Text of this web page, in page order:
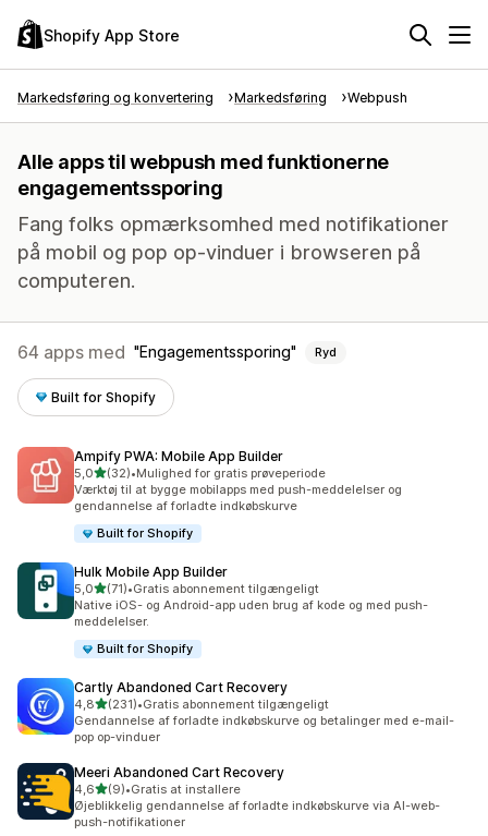
Shopify App Store
Markedsføring og konvertering Markedsføring Webpush
Alle apps til webpush med funktionerne
engagementssporing
Fang folks opmærksomhed med notifikationer
på mobil og pop op-vinduer i browseren på
computeren.
64 apps med Engagementssporing Ryd
Built for Shopify
Ampify PWA: Mobile App Builder
5,0ud af 5 stjerner
(32)
32 anmeldelser i alt
•Mulighed for gratis prøveperiode
Værktøj til at bygge mobilapps med push-meddelelser og
gendannelse af forladte indkøbskurve
Built for Shopify
Hulk Mobile App Builder
5,0ud af 5 stjerner
(71)
71 anmeldelser i alt
•Gratis abonnement tilgængeligt
Native iOS- og Android-app uden brug af kode og med push-
meddelelser.
Built for Shopify
Cartly Abandoned Cart Recovery
4,8ud af 5 stjerner
(231)
231 anmeldelser i alt
•Gratis abonnement tilgængeligt
Gendannelse af forladte indkøbskurve og betalinger med e-mail-
pop op-vinduer
Meeri Abandoned Cart Recovery
4,6ud af 5 stjerner
(9)
9 anmeldelser i alt
•Gratis at installere
Øjeblikkelig gendannelse af forladte indkøbskurve via AI-web-
push-notifikationer